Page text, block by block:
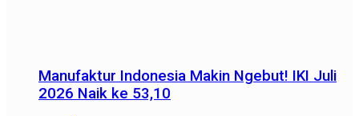
Manufaktur Indonesia Makin Ngebut! IKI Juli
2026 Naik ke 53,10